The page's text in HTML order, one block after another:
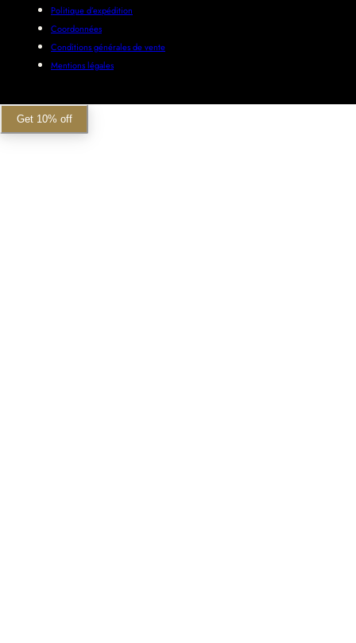
Politique d’expédition
Coordonnées
Conditions générales de vente
Mentions légales
Get 10% off